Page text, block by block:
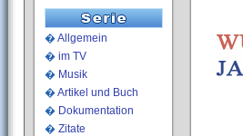
�Allgemein
� im TV
� Musik
�Artikel und Buch
� Dokumentation
� Zitate